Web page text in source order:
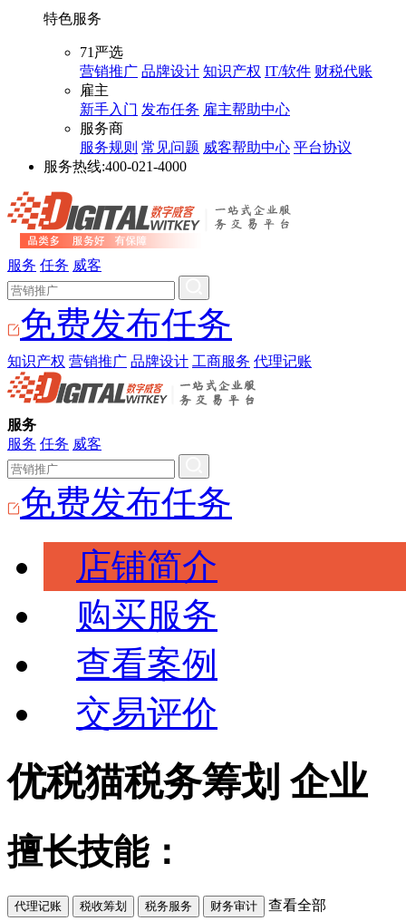
特色服务
71严选
营销推广 品牌设计 知识产权 IT/软件 财税代账
雇主
新手入门 发布任务 雇主帮助中心
服务商
服务规则 常见问题 威客帮助中心 平台协议
服务热线:400-021-4000
服务 任务 威客
免费发布任务
知识产权 营销推广 品牌设计 工商服务 代理记账
服务
服务 任务 威客
免费发布任务
店铺简介
购买服务
查看案例
交易评价
优税猫税务筹划 企业
擅长技能：
代理记账 税收筹划 税务服务 财务审计 查看全部